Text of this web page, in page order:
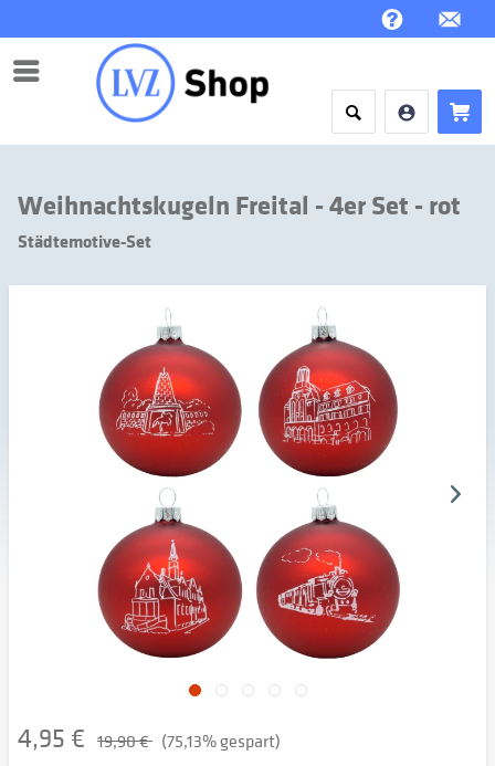
Menü
Weihnachtskugeln Freital - 4er Set - rot
Städtemotive-Set
4,95 € 19,90 € (75,13% gespart)